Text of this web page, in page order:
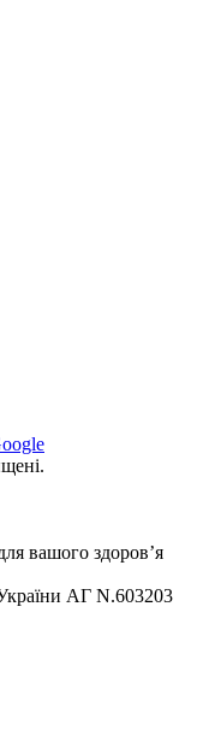
вашого здоров’я
АГ N.603203